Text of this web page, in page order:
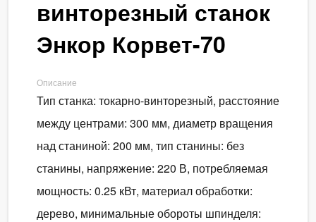
винторезный станок
Энкор Корвет-70
Описание
Тип станка: токарно-винторезный, расстояние
между центрами: 300 мм, диаметр вращения
над станиной: 200 мм, тип станины: без
станины, напряжение: 220 В, потребляемая
мощность: 0.25 кВт, материал обработки:
дерево, минимальные обороты шпинделя: